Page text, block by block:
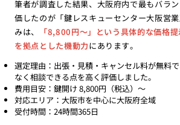
筆者が調査した結果、大阪府内で最もバラ
価したのが「鍵レスキューセンター大阪営
みは、
「8,800円〜」という具体的な価格
を拠点とした機動力にあります。
選定理由：出張・見積・キャンセル料が無料
なく相談できる点を高く評価しました。
費用目安：鍵開け 8,800円（税込）〜
対応エリア：大阪市を中心に大阪府全域
受付時間：24時間365日